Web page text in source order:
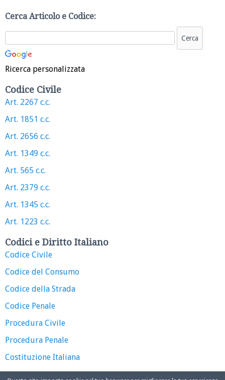
Cerca Articolo e Codice:
Ricerca personalizzata
Codice Civile
Art. 2267 c.c.
Art. 1851 c.c.
Art. 2656 c.c.
Art. 1349 c.c.
Art. 565 c.c.
Art. 2379 c.c.
Art. 1345 c.c.
Art. 1223 c.c.
Codici e Diritto Italiano
Codice Civile
Codice del Consumo
Codice della Strada
Codice Penale
Procedura Civile
Procedura Penale
Costituzione Italiana